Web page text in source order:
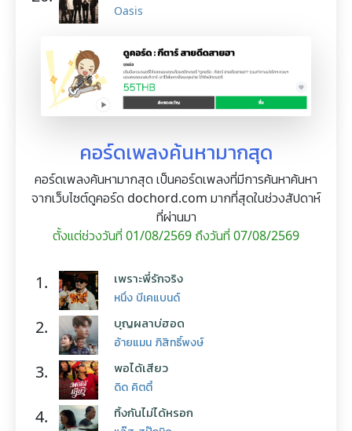
Oasis
คอร์ดเพลงค้นหามากสุด
คอร์ดเพลงค้นหามากสุด เป็นคอร์ดเพลงที่มีการค้นหาค้นหา
จากเว็บไซต์ดูคอร์ด dochord.com มากที่สุดในช่วงสัปดาห์
ที่ผ่านมา
ตั้งแต่ช่วงวันที่ 01/08/2569 ถึงวันที่ 07/08/2569
1. เพราะพี่รักจริง
หนึ่ง บีเคแบนด์
2. บุญผลาบ่ฮอด
อ้ายแมน ภิสิทธิ์พงษ์
3. พอได้เสียว
ดิด คิตตี้
4. ทิ้งกันไม่ได้หรอก